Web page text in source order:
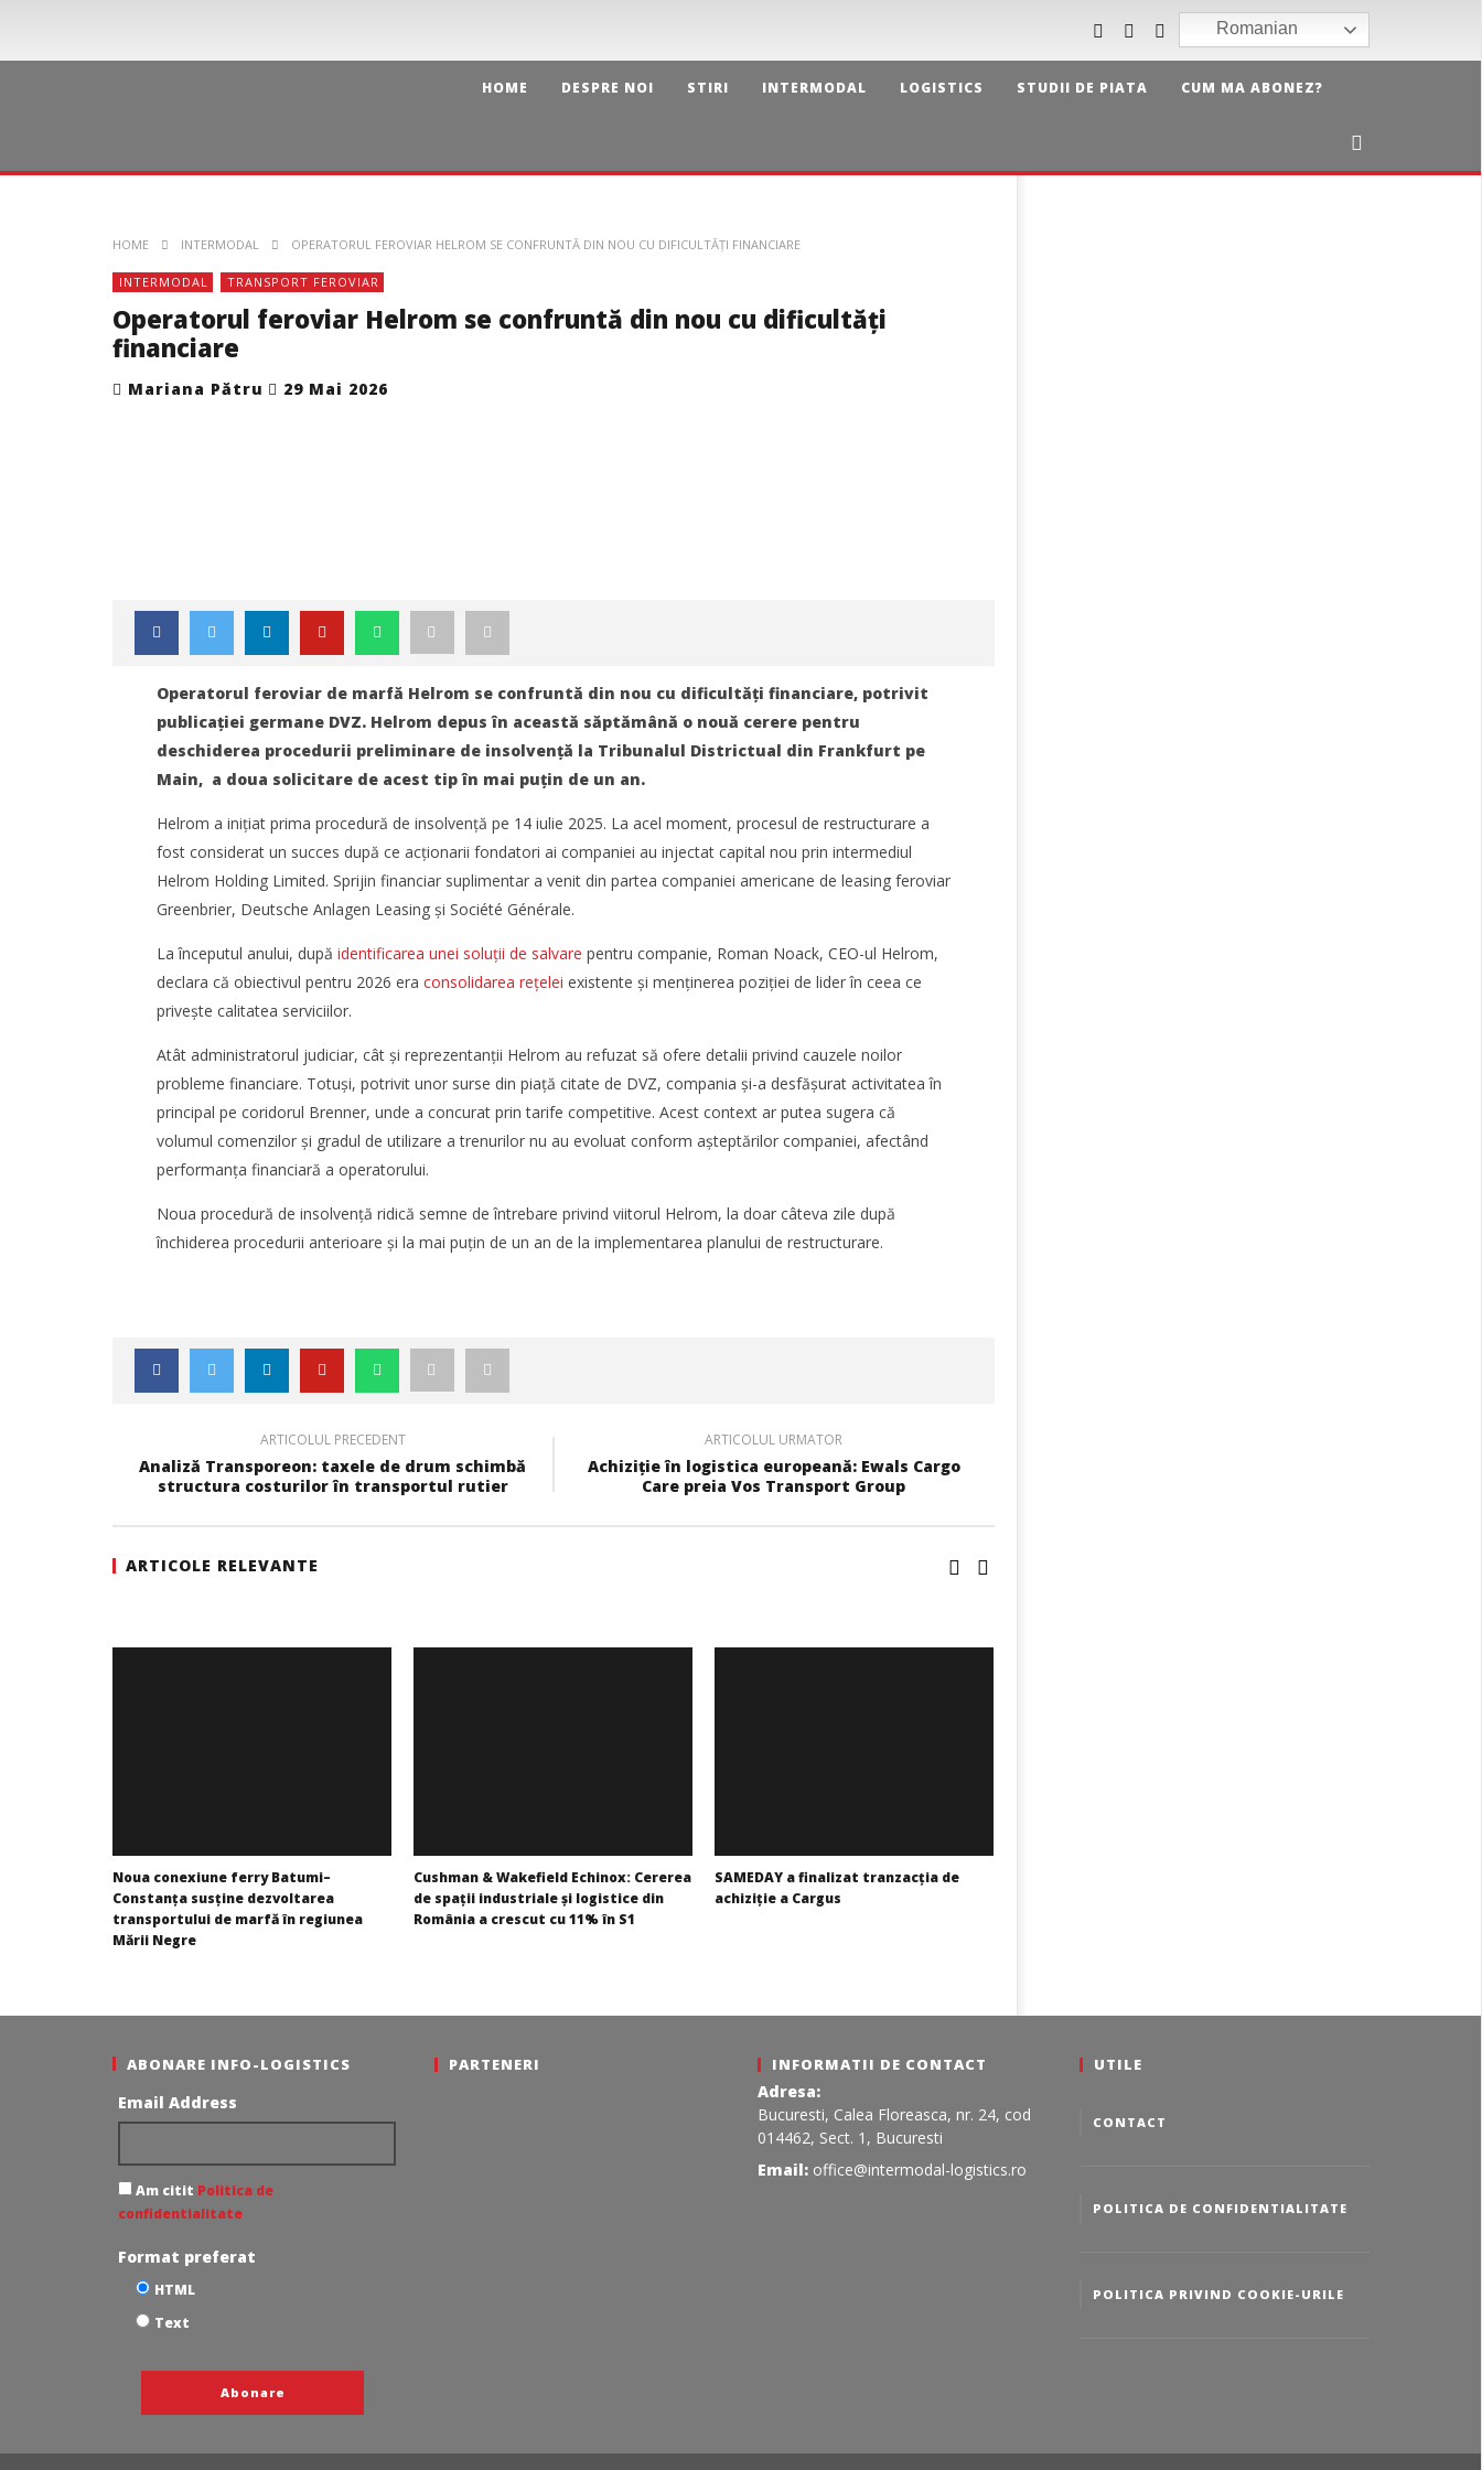
Romanian
HOME DESPRE NOI STIRI INTERMODAL LOGISTICS STUDII DE PIATA CUM MA ABONEZ?
HOME INTERMODAL OPERATORUL FEROVIAR HELROM SE CONFRUNTĂ DIN NOU CU DIFICULTĂȚI FINANCIARE
INTERMODAL TRANSPORT FEROVIAR
Operatorul feroviar Helrom se confruntă din nou cu dificultăți
financiare
Mariana Pătru 29 Mai 2026
NOW VIEWING
Operatorul feroviar Helrom se
confruntă din nou cu dificultăți
financiare
Mariana
Noua conexiune ferry Batumi–
Constanța susține dezvoltarea
transportului de marfă în
Pătru
Cushman & Wakefield Echinox:
Cererea de spații industriale și
logistice din România a crescut cu
Pătru
Pătru
Operatorul feroviar de marfă Helrom se confruntă din nou cu dificultăți financiare, potrivit
publicației germane DVZ. Helrom depus în această săptămână o nouă cerere pentru
deschiderea procedurii preliminare de insolvență la Tribunalul Districtual din Frankfurt pe
Main, a doua solicitare de acest tip în mai puțin de un an.
Helrom a inițiat prima procedură de insolvență pe 14 iulie 2025. La acel moment, procesul de restructurare a
fost considerat un succes după ce acționarii fondatori ai companiei au injectat capital nou prin intermediul
Helrom Holding Limited. Sprijin financiar suplimentar a venit din partea companiei americane de leasing feroviar
Greenbrier, Deutsche Anlagen Leasing și Société Générale.
La începutul anului, după identificarea unei soluții de salvare pentru companie, Roman Noack, CEO-ul Helrom,
declara că obiectivul pentru 2026 era consolidarea rețelei existente și menținerea poziției de lider în ceea ce
privește calitatea serviciilor.
Atât administratorul judiciar, cât și reprezentanții Helrom au refuzat să ofere detalii privind cauzele noilor
probleme financiare. Totuși, potrivit unor surse din piață citate de DVZ, compania și-a desfășurat activitatea în
principal pe coridorul Brenner, unde a concurat prin tarife competitive. Acest context ar putea sugera că
volumul comenzilor și gradul de utilizare a trenurilor nu au evoluat conform așteptărilor companiei, afectând
performanța financiară a operatorului.
Noua procedură de insolvență ridică semne de întrebare privind viitorul Helrom, la doar câteva zile după
închiderea procedurii anterioare și la mai puțin de un an de la implementarea planului de restructurare.
ARTICOLUL PRECEDENT
Analiză Transporeon: taxele de drum schimbă
structura costurilor în transportul rutier
ARTICOLUL URMATOR
Achiziție în logistica europeană: Ewals Cargo
Care preia Vos Transport Group
ARTICOLE RELEVANTE
Noua conexiune ferry Batumi–
Constanța susține dezvoltarea
transportului de marfă în regiunea
Mării Negre
Cushman & Wakefield Echinox: Cererea
de spații industriale și logistice din
România a crescut cu 11% în S1
SAMEDAY a finalizat tranzacția de
achiziție a Cargus
ABONARE INFO-LOGISTICS
Email Address
Am citit Politica de
confidentialitate
Format preferat
HTML
Text
PARTENERI INFORMATII DE CONTACT
Adresa:
Bucuresti, Calea Floreasca, nr. 24, cod
014462, Sect. 1, Bucuresti
Email:office@intermodal-logistics.ro
UTILE
CONTACT
POLITICA DE CONFIDENTIALITATE
POLITICA PRIVIND COOKIE-URILE